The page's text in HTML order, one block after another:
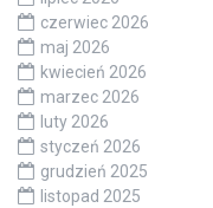
czerwiec 2026
maj 2026
kwiecień 2026
marzec 2026
luty 2026
styczeń 2026
grudzień 2025
listopad 2025